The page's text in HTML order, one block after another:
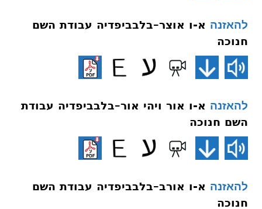
להאזנה א-ו אוצר–בלבביפדיה עבודת השם
חנוכה
להאזנה א-ו אור ויהי אור–בלבביפדיה עבודת
השם חנוכה
להאזנה א-ו אורב–בלבביפדיה עבודת השם
חנוכה